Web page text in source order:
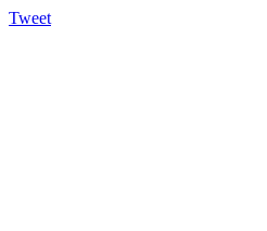
Tweet